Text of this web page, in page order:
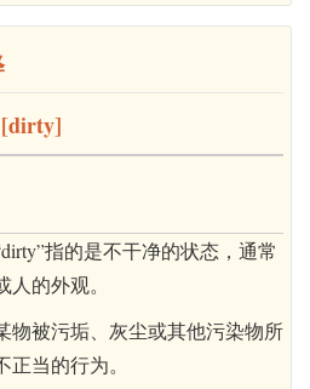
指的是不干净的状态，通常
的外观。
物被污垢、灰尘或其他污染物所
当的行为。